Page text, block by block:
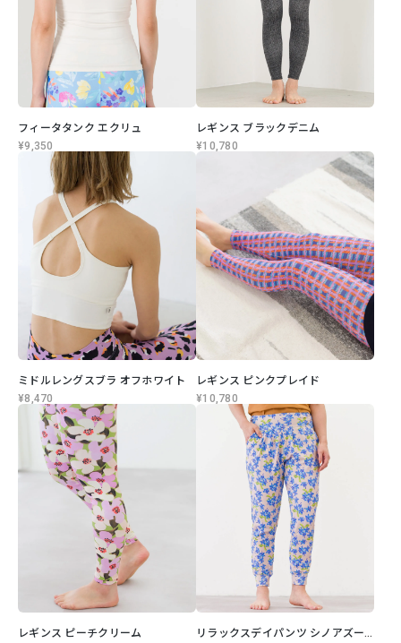
フィータタンク エクリュ
¥9,350
レギンス ブラックデニム
¥10,780
ミドルレングスブラ オフホワイト
¥8,470
レギンス ピンクプレイド
¥10,780
レギンス ピーチクリーム
リラックスデイパンツ シノアズール